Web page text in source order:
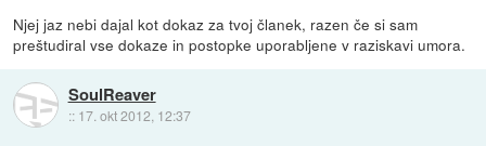
Njej jaz nebi dajal kot dokaz za tvoj članek, razen če si sam
preštudiral vse dokaze in postopke uporabljene v raziskavi umora.
SoulReaver
:: 17. okt 2012, 12:37